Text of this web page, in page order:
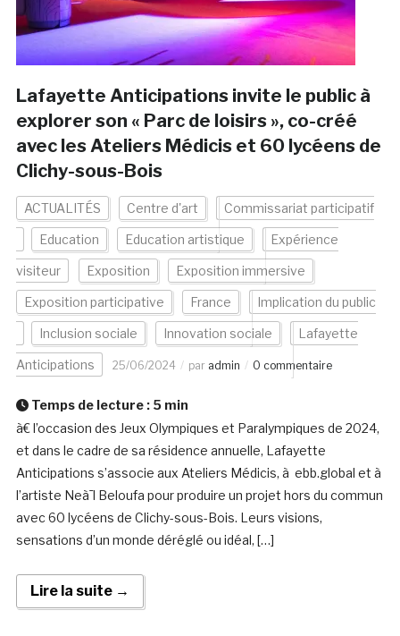
Lafayette Anticipations invite le public à
explorer son « Parc de loisirs », co-créé
avec les Ateliers Médicis et 60 lycéens de
Clichy-sous-Bois
ACTUALITÉS Centre d'art Commissariat participatif
Education Education artistique Expérience
visiteur Exposition Exposition immersive
Exposition participative France Implication du public
Inclusion sociale Innovation sociale Lafayette
Anticipations 25/06/2024 par admin 0 commentaire
Temps de lecture : 5 min
à€ l’occasion des Jeux Olympiques et Paralympiques de 2024,
et dans le cadre de sa résidence annuelle, Lafayette
Anticipations s’associe aux Ateliers Médicis, à ebb.global et à
l’artiste Neà¯l Beloufa pour produire un projet hors du commun
avec 60 lycéens de Clichy-sous-Bois. Leurs visions,
sensations d’un monde déréglé ou idéal, […]
Lire la suite →